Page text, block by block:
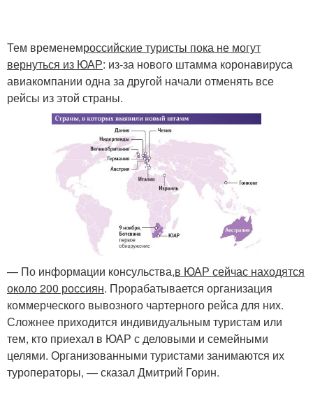
Тем временемроссийские туристы пока не могут
вернуться из ЮАР: из-за нового штамма коронавируса
авиакомпании одна за другой начали отменять все
рейсы из этой страны.
— По информации консульства,в ЮАР сейчас находятся
около 200 россиян. Прорабатывается организация
коммерческого вывозного чартерного рейса для них.
Сложнее приходится индивидуальным туристам или
тем, кто приехал в ЮАР с деловыми и семейными
целями. Организованными туристами занимаются их
туроператоры, — сказал Дмитрий Горин.